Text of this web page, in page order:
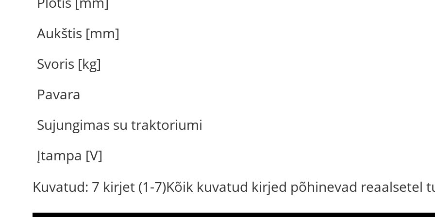
Aukštis [mm]
Svoris [kg]
Pavara
Sujungimas su traktoriumi
Įtampa [V]
Kuvatud: 7 kirjet (1-7)Kõik kuvatud kirjed põhinevad reaalsetel